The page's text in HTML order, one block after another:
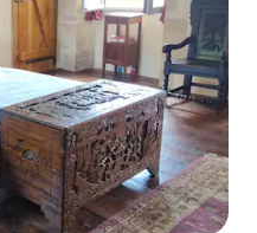
hóspedes